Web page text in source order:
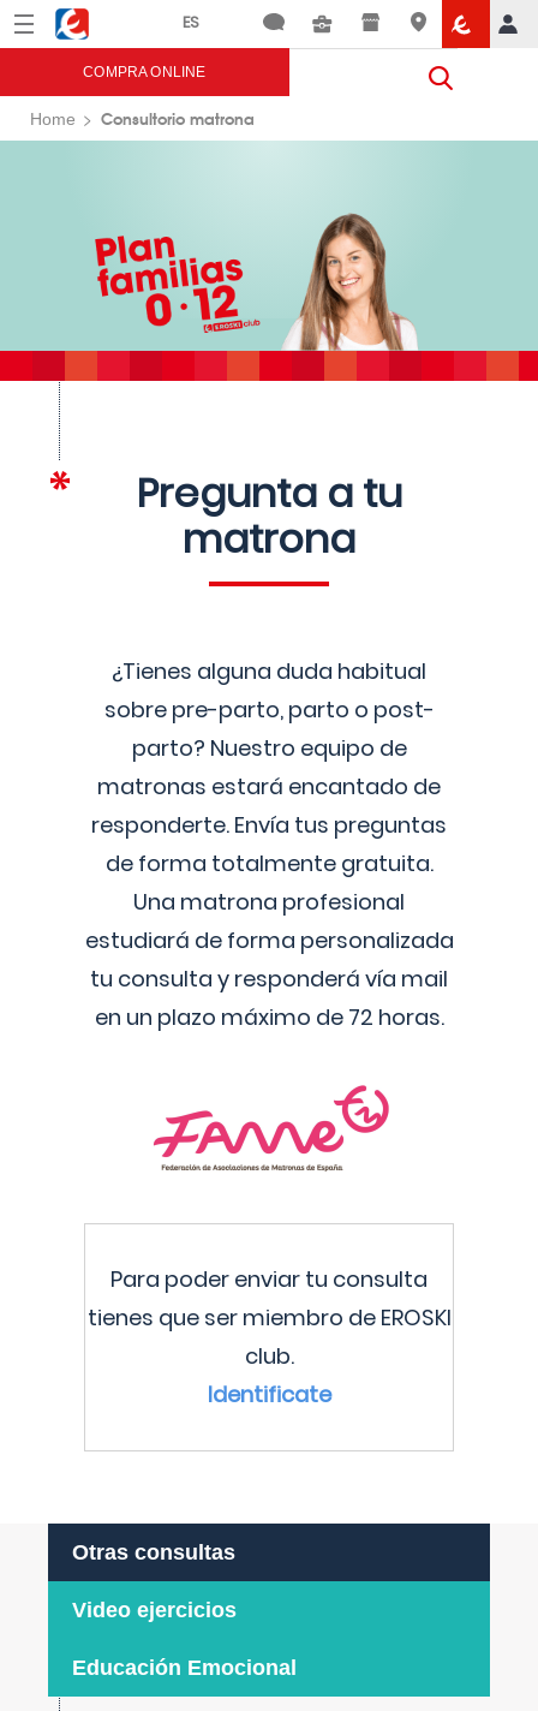
Menú Eroski
COMPRA ONLINE
Home Consultorio matrona
Pregunta a tu
matrona
¿Tienes alguna duda habitual
sobre pre-parto, parto o post-
parto? Nuestro equipo de
matronas estará encantado de
responderte. Envía tus preguntas
de forma totalmente gratuita.
Una matrona profesional
estudiará de forma personalizada
tu consulta y responderá vía mail
en un plazo máximo de 72 horas.
Para poder enviar tu consulta
tienes que ser miembro de EROSKI
club.
Identificate
Otras consultas
Video ejercicios
Educación Emocional